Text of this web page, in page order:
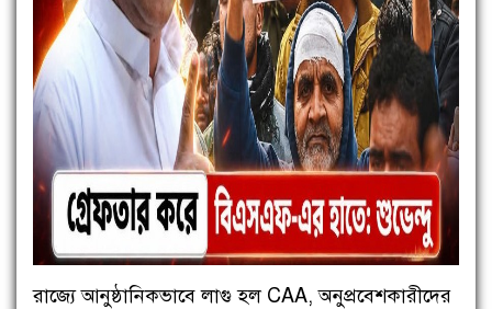
রাজ্যে আনুষ্ঠানিকভাবে লাগু হল CAA, অনুপ্রবেশকারীদের